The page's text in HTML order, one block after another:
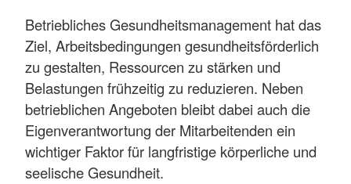
Betriebliches Gesundheitsmanagement hat das
Ziel, Arbeitsbedingungen gesundheitsförderlich
zu gestalten, Ressourcen zu stärken und
Belastungen frühzeitig zu reduzieren. Neben
betrieblichen Angeboten bleibt dabei auch die
Eigenverantwortung der Mitarbeitenden ein
wichtiger Faktor für langfristige körperliche und
seelische Gesundheit.